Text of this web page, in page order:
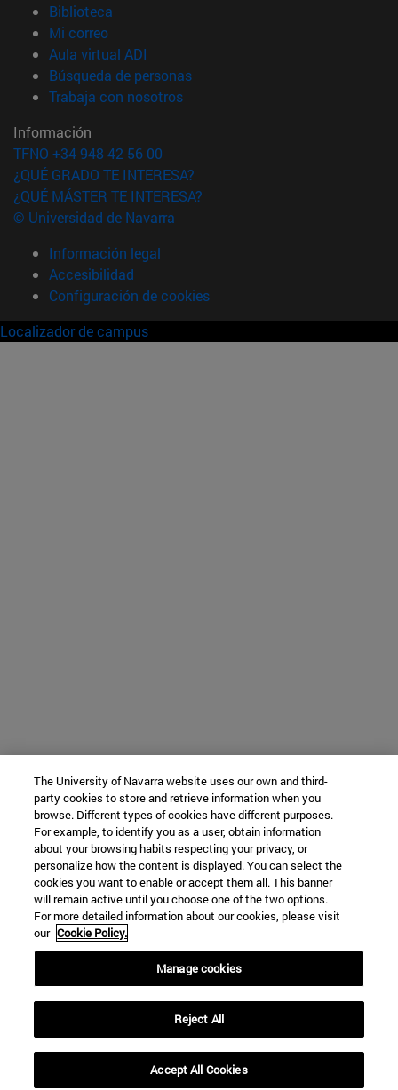
Biblioteca
Mi correo(abre en nueva ventana)
Aula virtual ADI
Búsqueda de personas(abre en nueva ventana)
Trabaja con nosotros(abre en nueva ventana)
Información
TFNO +34 948 42 56 00
¿QUÉ GRADO TE INTERESA?
¿QUÉ MÁSTER TE INTERESA?
© Universidad de Navarra
Información legal
Accesibilidad
Configuración de cookies
Localizador de campus
The University of Navarra website uses our own and third-
party cookies to store and retrieve information when you
browse. Different types of cookies have different purposes.
For example, to identify you as a user, obtain information
about your browsing habits respecting your privacy, or
personalize how the content is displayed. You can select the
cookies you want to enable or accept them all. This banner
will remain active until you choose one of the two options.
For more detailed information about our cookies, please visit
our Cookie Policy.
Manage cookies
Reject All
Accept All Cookies